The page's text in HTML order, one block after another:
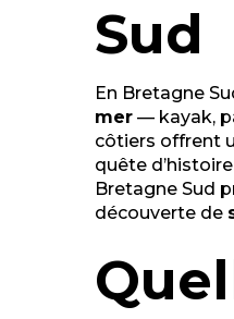
Cité de la Voile Éric
Haras National
Gyroparc
Domaine de Suscinio
Le petit train des
Sud
En Bretagne
mer — kayak,
côtiers offrent
quête
Bretagne Sud
découverte de